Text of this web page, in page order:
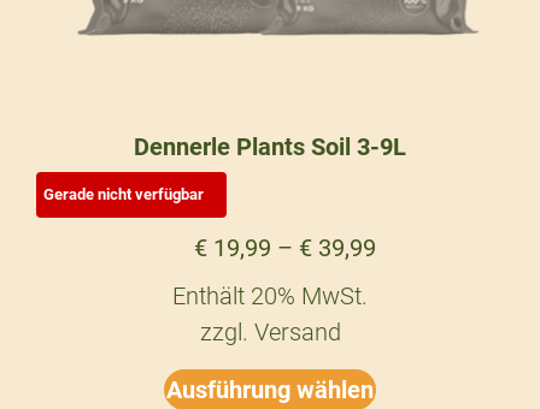
Dennerle Plants Soil 3-9L
€ 19,99 – € 39,99
Enthält 20% MwSt.
zzgl. Versand
Ausführung wählen